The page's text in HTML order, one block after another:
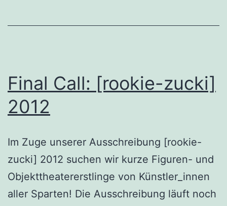
Final Call: [rookie-zucki]
2012
Im Zuge unserer Ausschreibung [rookie-
zucki] 2012 suchen wir kurze Figuren- und
Objekttheatererstlinge von Künstler_innen
aller Sparten! Die Ausschreibung läuft noch